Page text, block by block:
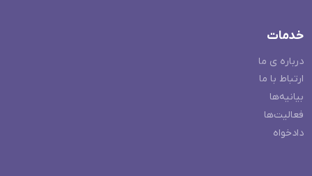
خدمات
درباره ی ما
ارتباط با ما
بیانیه‌ها
فعالیت‌ها
دادخواه